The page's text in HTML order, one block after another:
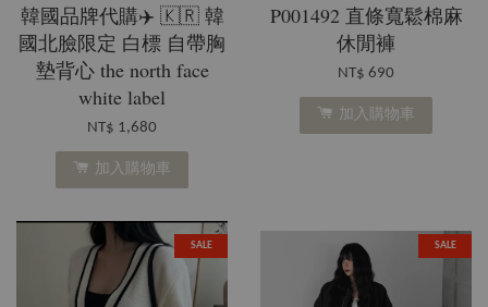
韓國品牌代購✈️ 🇰🇷 韓
國北臉限定 白標 自帶胸
墊背心 the north face
white label
NT$ 1,680
加入購物車
P001492 直條寬鬆棉麻
休閒褲
NT$ 690
加入購物車
SALE SALE